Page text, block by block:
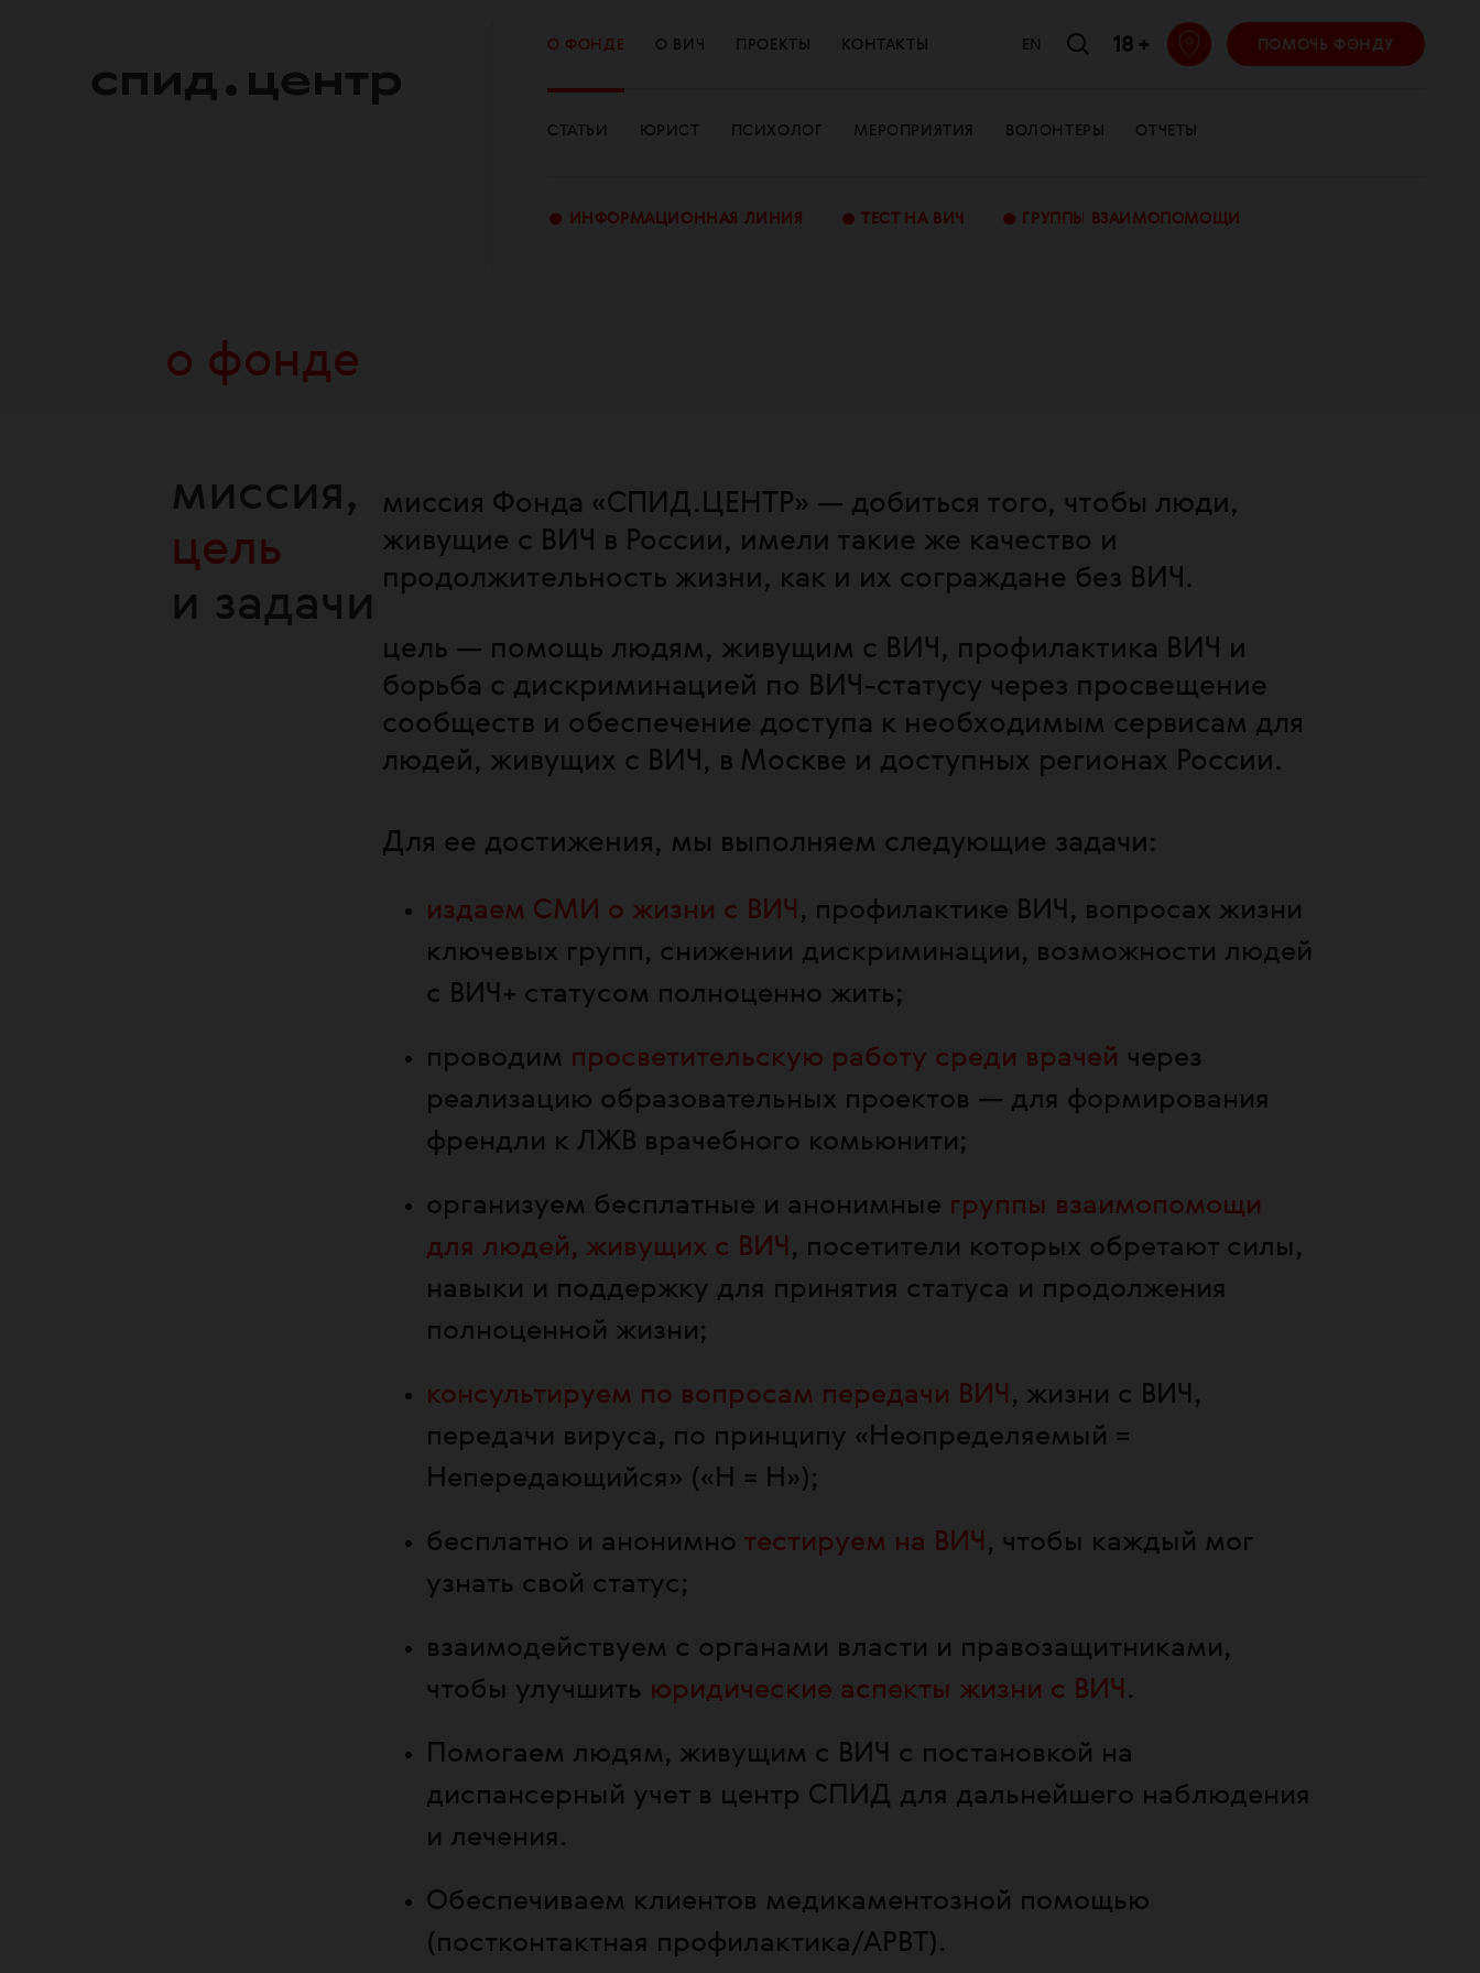
О ФОНДЕ О ВИЧ ПРОЕКТЫ КОНТАКТЫ
СТАТЬИ ЮРИСТ ПСИХОЛОГ МЕРОПРИЯТИЯ ВОЛОНТЕРЫ ОТЧЕТЫ
• ИНФОРМАЦИОННАЯ ЛИНИЯ • ТЕСТ НА ВИЧ • ГРУППЫ ВЗАИМОПОМОЩИ
EN 18 + ПОМОЧЬ ФОНДУ
о фонде
миссия,
цель
и задачи
миссия Фонда «СПИД.ЦЕНТР» — добиться того, чтобы люди,
живущие с ВИЧ в России, имели такие же качество и
продолжительность жизни, как и их сограждане без ВИЧ.
цель — помощь людям, живущим с ВИЧ, профилактика ВИЧ и
борьба с дискриминацией по ВИЧ-статусу через просвещение
сообществ и обеспечение доступа к необходимым сервисам для
людей, живущих с ВИЧ, в Москве и доступных регионах России.
Для ее достижения, мы выполняем следующие задачи:
издаем СМИ о жизни с ВИЧ , профилактике ВИЧ, вопросах жизни
ключевых групп, снижении дискриминации, возможности людей
с ВИЧ+ статусом полноценно жить;
проводим просветительскую работу среди врачей через
реализацию образовательных проектов — для формирования
френдли к ЛЖВ врачебного комьюнити;
организуем бесплатные и анонимные группы взаимопомощи
для людей, живущих с ВИЧ , посетители которых обретают силы,
навыки и поддержку для принятия статуса и продолжения
полноценной жизни;
консультируем по вопросам передачи ВИЧ , жизни с ВИЧ,
передачи вируса, по принципу «Неопределяемый =
Непередающийся» («Н = Н»);
бесплатно и анонимно тестируем на ВИЧ , чтобы каждый мог
узнать свой статус;
взаимодействуем с органами власти и правозащитниками,
чтобы улучшить юридические аспекты жизни с ВИЧ .
Помогаем людям, живущим с ВИЧ с постановкой на
диспансерный учет в центр СПИД для дальнейшего наблюдения
и лечения .
Обеспечиваем клиентов медикаментозной помощью
(постконтактная профилактика/АРВТ).